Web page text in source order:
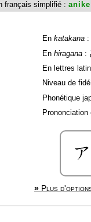
français simplifié : anike
En katakana:
En hiragana:
En lettres
Niveau de
Phonétique
» Plus